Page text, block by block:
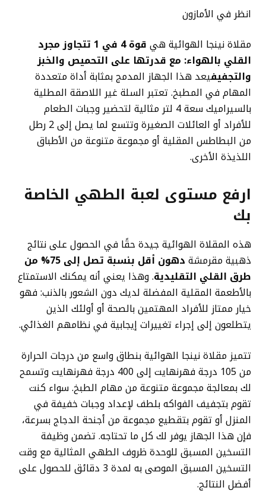
انظر في الأمازون
مقلاة نينجا الهوائية هي
قوة 4 في 1 تتجاوز مجرد
القلي بالهواء: مع قدرتها على التحميص والخبز
والتجفيفيعد هذا الجهاز المدمج بمثابة أداة متعددة
المهام في المطبخ. تعتبر السلة غير اللاصقة المطلية
بالسيراميك سعة 4 لتر مثالية لتحضير وجبات الطعام
للأفراد أو العائلات الصغيرة وتتسع لما يصل إلى 2 رطل
من البطاطس المقلية أو مجموعة متنوعة من الأطباق
اللذيذة الأخرى.
ارفع مستوى لعبة الطهي الخاصة
بك
هذه المقلاة الهوائية جيدة حقًا في الحصول على نتائج
ذهبية مقرمشة
دهون أقل بنسبة تصل إلى 75% من
طرق القلي التقليدية. وهذا يعني أنه يمكنك الاستمتاع
بالأطعمة المقلية المفضلة لديك دون الشعور بالذنب: فهو
خيار ممتاز للأفراد المهتمين بالصحة أو أولئك الذين
يتطلعون إلى إجراء تغييرات إيجابية في نظامهم الغذائي.
تتميز مقلاة نينجا الهوائية بنطاق واسع من درجات الحرارة
من 105 درجة فهرنهايت إلى 400 درجة فهرنهايت وتسمح
لك بمعالجة مجموعة متنوعة من مهام الطبخ. سواء كنت
تقوم بتجفيف الفواكه بلطف لإعداد وجبات خفيفة في
المنزل أو تقوم بتقطيع مجموعة من أجنحة الدجاج بسرعة،
فإن هذا الجهاز يوفر لك كل ما تحتاجه. تضمن وظيفة
التسخين المسبق للوحدة ظروف الطهي المثالية مع وقت
التسخين المسبق الموصى به لمدة 3 دقائق للحصول على
أفضل النتائج.